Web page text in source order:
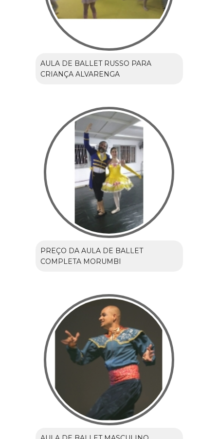
AULA DE BALLET RUSSO PARA
CRIANÇA ALVARENGA
PREÇO DA AULA DE BALLET
COMPLETA MORUMBI